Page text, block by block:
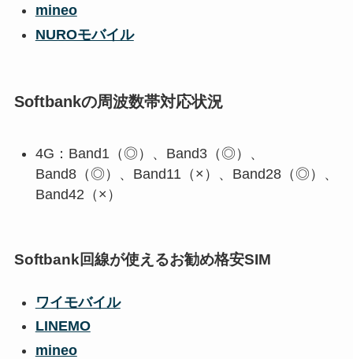
mineo
NUROモバイル
Softbankの周波数帯対応状況
4G：Band1（◎）、Band3（◎）、
Band8（◎）、Band11（×）、Band28（◎）、
Band42（×）
Softbank回線が使えるお勧め格安SIM
ワイモバイル
LINEMO
mineo